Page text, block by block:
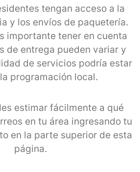
tengan acceso a la
y los envíos de paquetería.
importante tener en cuenta
de entrega pueden variar y
de servicios podría estar
programación local.
estimar fácilmente a qué
en tu área ingresando tu
en la parte superior de esta
página.